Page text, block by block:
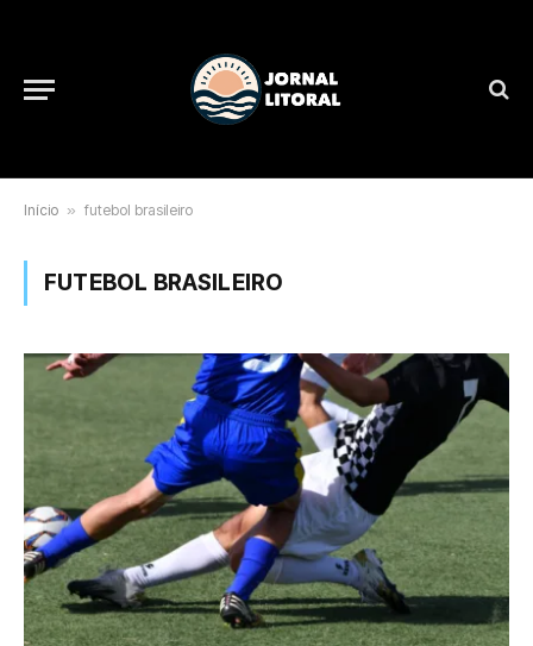
Início » futebol brasileiro
FUTEBOL BRASILEIRO